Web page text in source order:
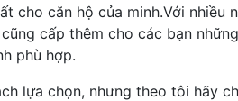
cho căn hộ của minh.Với nhiều
cấp thêm cho các bạn
phù hợp.
lựa chọn, nhưng theo tôi hãy